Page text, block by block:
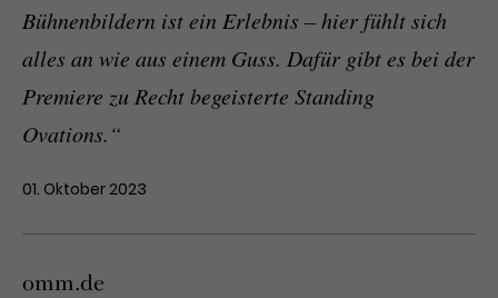
Bühnenbildern ist ein Erlebnis – hier fühlt sich
alles an wie aus einem Guss. Dafür gibt es bei der
Premiere zu Recht begeisterte Standing
Ovations.“
01. Oktober 2023
omm.de